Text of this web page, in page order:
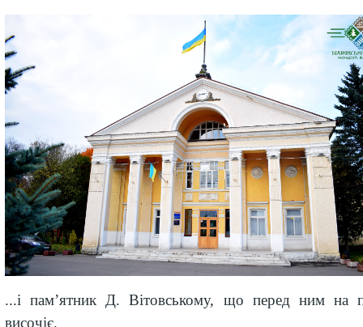
...і пам’ятник Д. Вітовському, що перед ним на
височіє.